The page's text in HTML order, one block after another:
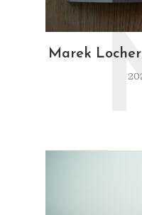
Marek